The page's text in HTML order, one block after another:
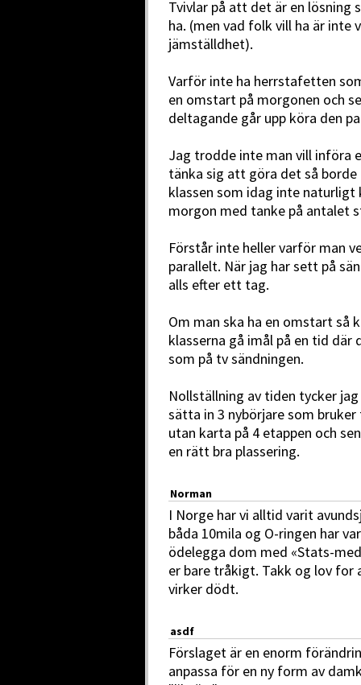
Tvivlar på att det är en lösning
ha. (men vad folk vill ha är
jämställdhet).
Varför inte ha herrstafetten
en omstart på morgonen och
deltagande går upp köra den
Jag trodde inte man vill införa
tänka sig att göra det så
klassen som idag inte
morgon med tanke på antalet
Förstår inte heller varför man
parallelt. När jag har sett på
alls efter ett tag.
Om man ska ha en omstart så
klasserna gå imål på en tid
som på tv sändningen.
Nollställning av tiden tycker
sätta in 3 nybörjare som
utan karta på 4 etappen och
en rätt bra plassering.
Norman
I Norge har vi alltid varit
båda 10mila og O-ringen har
ödelegga dom med «Stats-
er bare tråkigt. Takk og lov
virker dödt.
asdf
Förslaget är en enorm
anpassa för en ny form av